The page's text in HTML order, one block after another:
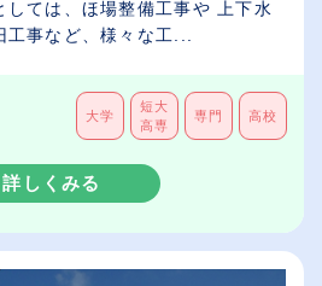
しては、ほ場整備工事や 上下水
事など、様々な工...
大学
短大
高専
専門 高校
詳しくみる